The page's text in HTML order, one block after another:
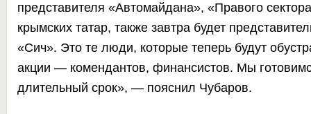
представителя «Автомайдана», «Правого
крымских татар, также завтра будет
«Сич». Это те люди, которые теперь будут
акции — комендантов, финансистов. Мы
длительный срок», — пояснил Чубаров.